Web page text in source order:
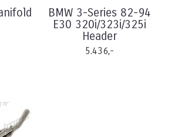
BMW 3-Series 82-94
E30 320i/323i/325i
Header
5.436,-